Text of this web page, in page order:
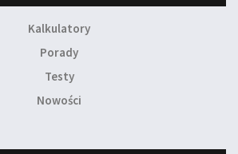
Kalkulatory
Porady
Testy
Nowości